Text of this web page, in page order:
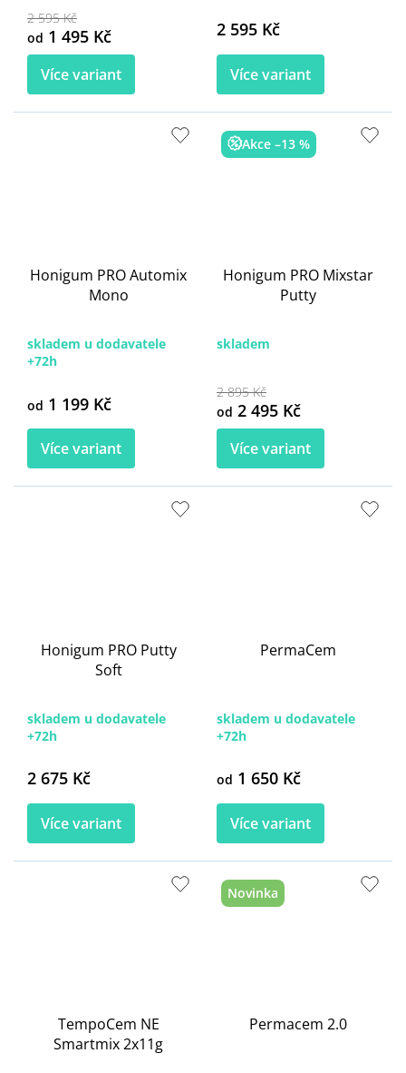
2 595 Kč
od 1 495 Kč
Více variant
2 595 Kč
Více variant
Honigum PRO Automix
Mono
skladem u dodavatele
+72h
od 1 199 Kč
Více variant
Akce –13 %
Honigum PRO Mixstar
Putty
skladem
2 895 Kč
od 2 495 Kč
Více variant
Honigum PRO Putty
Soft
skladem u dodavatele
+72h
2 675 Kč
Více variant
PermaCem
skladem u dodavatele
+72h
od 1 650 Kč
Více variant
TempoCem NE
Smartmix 2x11g
Novinka
Permacem 2.0